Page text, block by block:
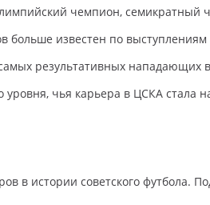
чемпион, семикратный
больше известен по
результативных нападающих в
уровня, чья карьера в ЦСКА стала
в истории советского футбола.